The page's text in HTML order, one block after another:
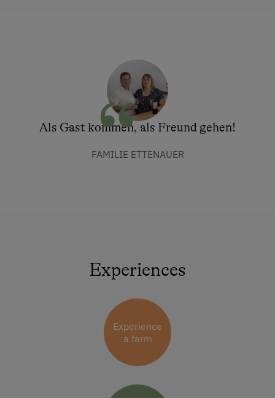
Als Gast kommen, als Freund gehen!
FAMILIE ETTENAUER
Experiences
Experience
a farm